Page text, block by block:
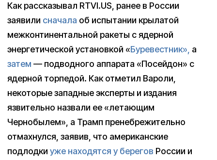
Как рассказывал RTVI.US, ранее в России
заявили сначала об испытании крылатой
межконтинентальной ракеты с ядерной
энергетической установкой «Буревестник», а
затем — подводного аппарата «Посейдон» с
ядерной торпедой. Как отметил Вароли,
некоторые западные эксперты и издания
язвительно назвали ее «летающим
Чернобылем», а Трамп пренебрежительно
отмахнулся, заявив, что американские
подлодки уже находятся у берегов России и